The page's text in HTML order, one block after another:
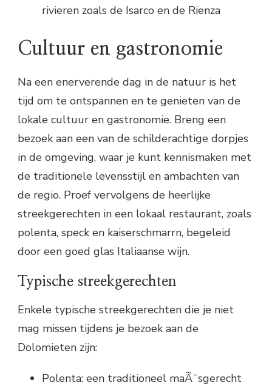
rivieren zoals de Isarco en de Rienza
Cultuur en gastronomie
Na een enerverende dag in de natuur is het
tijd om te ontspannen en te genieten van de
lokale cultuur en gastronomie. Breng een
bezoek aan een van de schilderachtige dorpjes
in de omgeving, waar je kunt kennismaken met
de traditionele levensstijl en ambachten van
de regio. Proef vervolgens de heerlijke
streekgerechten in een lokaal restaurant, zoals
polenta, speck en kaiserschmarrn, begeleid
door een goed glas Italiaanse wijn.
Typische streekgerechten
Enkele typische streekgerechten die je niet
mag missen tijdens je bezoek aan de
Dolomieten zijn:
Polenta: een traditioneel maÃ¯sgerecht